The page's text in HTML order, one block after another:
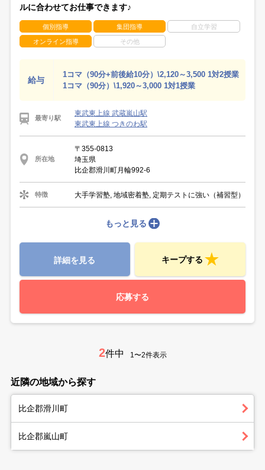
ルに合わせてお仕事できます♪
個別指導 集団指導 自立学習
オンライン指導 その他
給与
1コマ（90分+前後給10分）\2,120～3,500 1対2授業
1コマ（90分）\1,920～3,000 1対1授業
最寄り駅
東武東上線 武蔵嵐山駅
東武東上線 つきのわ駅
所在地
〒355-0813
埼玉県
比企郡滑川町月輪992-6
特徴 大手学習塾, 地域密着塾, 定期テストに強い（補習型）
もっと見る
詳細を見る キープする
応募する
2件中 1〜2件表示
近隣の地域から探す
比企郡滑川町
比企郡嵐山町